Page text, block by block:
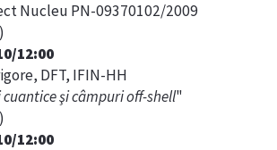
Nucleu PN-09370102/2009
)
12:00
DFT, IFIN-HH
şi câmpuri off-shell"
)
12:00